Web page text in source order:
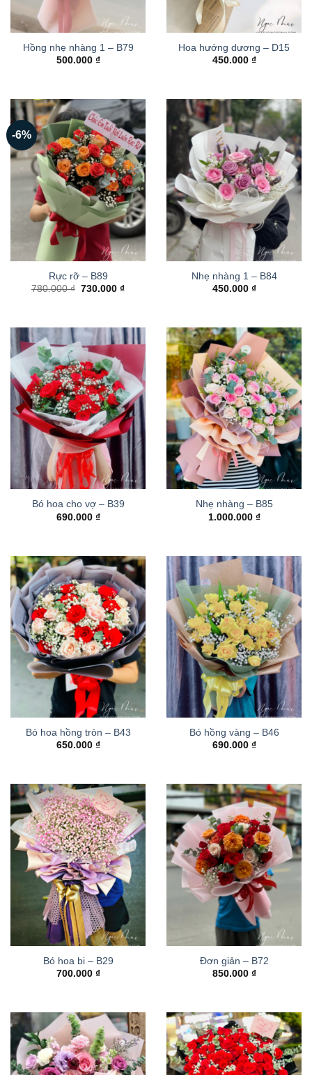
Hồng nhẹ nhàng 1 – B79
500.000 ₫
Hoa hướng dương – D15
450.000 ₫
-6%
Rực rỡ – B89
780.000₫ Giá
730.000₫Giá
Nhẹ nhàng 1 – B84
450.000 ₫
Bó hoa cho vợ – B39
690.000 ₫
Nhẹ nhàng – B85
1.000.000 ₫
Bó hoa hồng tròn – B43
650.000 ₫
Bó hồng vàng – B46
690.000 ₫
Bó hoa bi – B29
700.000 ₫
Đơn giản – B72
850.000 ₫